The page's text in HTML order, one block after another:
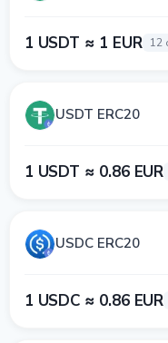
1 USDT ≈ 1 EUR 12
USDT ERC20
1 USDT ≈ 0.86 EUR
USDC ERC20
1 USDC ≈ 0.86 EUR